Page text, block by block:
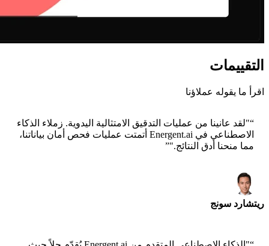
التقييمات
اقرأ ما يقوله عملاؤنا
“"لقد عانينا من عمليات التدقيق الامتثالية اليدوية. زملاء الذكاء
الاصطناعي في Energent.ai أتمتت عمليات فحص أمان بياناتنا،
مما منحنا أدق النتائج."”
ريتشارد سونج